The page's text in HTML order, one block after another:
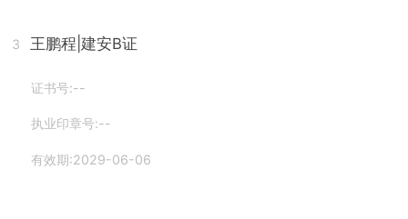
3 王鹏程 |建安B证
证书号:--
执业印章号:--
有效期:2029-06-06